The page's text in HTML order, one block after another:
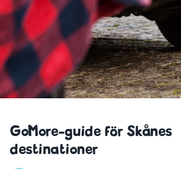
GoMore-guide för Skånes
destinationer